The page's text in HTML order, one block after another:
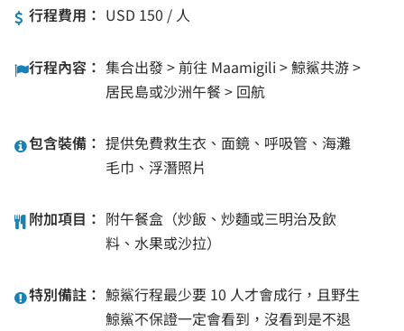
行程費用： USD 150 / 人
行程內容： 集合出發 > 前往 Maamigili > 鯨鯊共游 >
居民島或沙洲午餐 > 回航
包含裝備： 提供免費救生衣、面鏡、呼吸管、海灘
毛巾、浮潛照片
附加項目： 附午餐盒（炒飯、炒麵或三明治及飲
料、水果或沙拉）
特別備註： 鯨鯊行程最少要 10 人才會成行，且野生
鯨鯊不保證一定會看到，沒看到是不退